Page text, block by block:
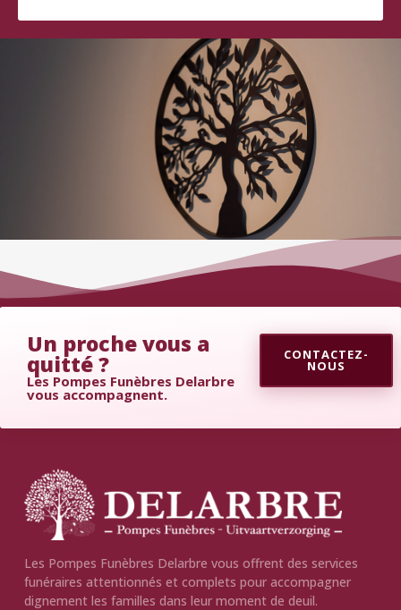
Un proche vous a
quitté ?
Les Pompes Funèbres Delarbre
vous accompagnent.
CONTACTEZ-
NOUS
Les Pompes Funèbres Delarbre vous offrent des services
funéraires attentionnés et complets pour accompagner
dignement les familles dans leur moment de deuil.